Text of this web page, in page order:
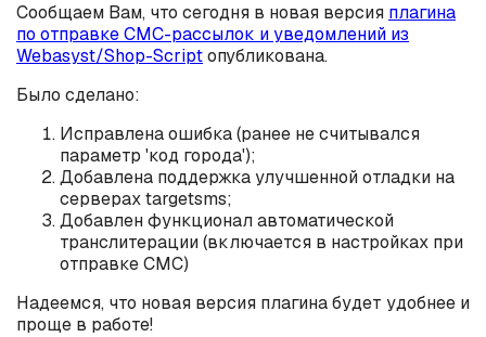
Сообщаем Вам, что сегодня в новая версия плагина
по отправке СМС-рассылок и уведомлений из
Webasyst/Shop-Scriptопубликована.
Было сделано:
Исправлена ошибка (ранее не считывался
параметр 'код города');
Добавлена поддержка улучшенной отладки на
серверах targetsms;
Добавлен функционал автоматической
транслитерации (включается в настройках при
отправке СМС)
Надеемся, что новая версия плагина будет удобнее и
проще в работе!